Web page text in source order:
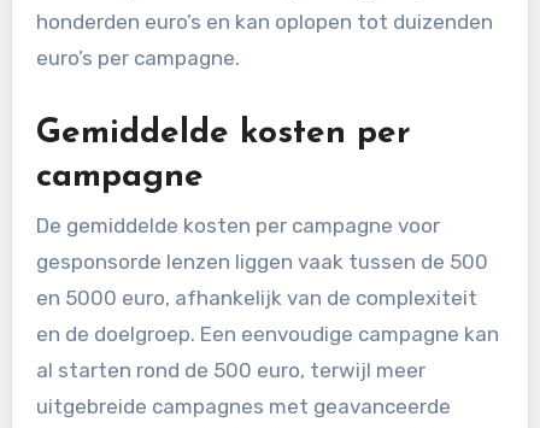
honderden euro’s en kan oplopen tot duizenden
euro’s per campagne.
Gemiddelde kosten per
campagne
De gemiddelde kosten per campagne voor
gesponsorde lenzen liggen vaak tussen de 500
en 5000 euro, afhankelijk van de complexiteit
en de doelgroep. Een eenvoudige campagne kan
al starten rond de 500 euro, terwijl meer
uitgebreide campagnes met geavanceerde